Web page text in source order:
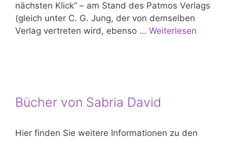
nächsten Klick“ – am Stand des Patmos Verlags
(gleich unter C. G. Jung, der von demselben
Verlag vertreten wird, ebenso … Weiterlesen
Bücher von Sabria David
Hier finden Sie weitere Informationen zu den